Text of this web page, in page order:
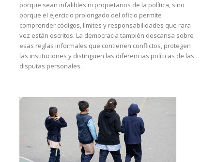
porque sean infalibles ni propietarios de la política, sino
porque el ejercicio prolongado del oficio permite
comprender códigos, límites y responsabilidades que rara
vez están escritos. La democracia también descansa sobre
esas reglas informales que contienen conflictos, protegen
las instituciones y distinguen las diferencias políticas de las
disputas personales.